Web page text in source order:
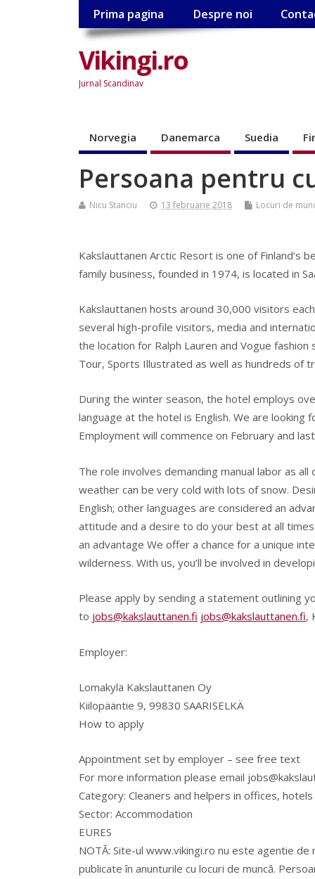
Prima pagina Despre noi
Vikingi.ro
Jurnal Scandinav
Norvegia Danemarca Suedia
Persoana pentru
Nicu Stanciu 13 februarie 2018 Locuri de
Kakslauttanen Arctic Resort is one of Finland’s
family business, founded in 1974, is located in
Kakslauttanen hosts around 30,000 visitors
several high-profile visitors, media and
the location for Ralph Lauren and Vogue
Tour, Sports Illustrated as well as hundreds of
During the winter season, the hotel employs
language at the hotel is English. We are
Employment will commence on February and
The role involves demanding manual labor as
weather can be very cold with lots of snow.
English; other languages are considered an
attitude and a desire to do your best at all
an advantage We offer a chance for a unique
wilderness. With us, you’ll be involved in
Please apply by sending a statement outlining
to jobs@kakslauttanen.fi jobs@kakslauttanen.fi,
Employer:
Lomakylä Kakslauttanen Oy
Kiilopääntie 9, 99830 SAARISELKÄ
How to apply
Appointment set by employer – see free text
For more information please email
Category: Cleaners and helpers in offices,
Sector: Accommodation
EURES
NOTĂ: Site-ul www.vikingi.ro nu este agentie
publicate în anunturile cu locuri de muncă.